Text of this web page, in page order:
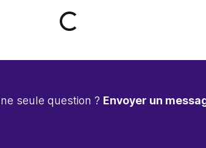
Loading form...
seule question ? Envoyer un